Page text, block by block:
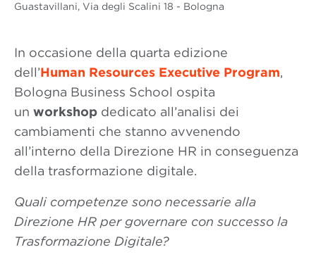
Guastavillani, Via degli Scalini 18 - Bologna
In occasione della quarta edizione
dell’Human Resources Executive Program,
Bologna Business School ospita
un workshop dedicato all’analisi dei
cambiamenti che stanno avvenendo
all’interno della Direzione HR in conseguenza
della trasformazione digitale.
Quali competenze sono necessarie alla
Direzione HR per governare con successo la
Trasformazione Digitale?